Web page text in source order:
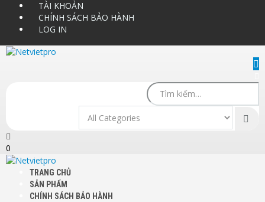
TÀI KHOẢN
CHÍNH SÁCH BẢO HÀNH
LOG IN
0
TRANG CHỦ
SẢN PHẨM
CHÍNH SÁCH BẢO HÀNH